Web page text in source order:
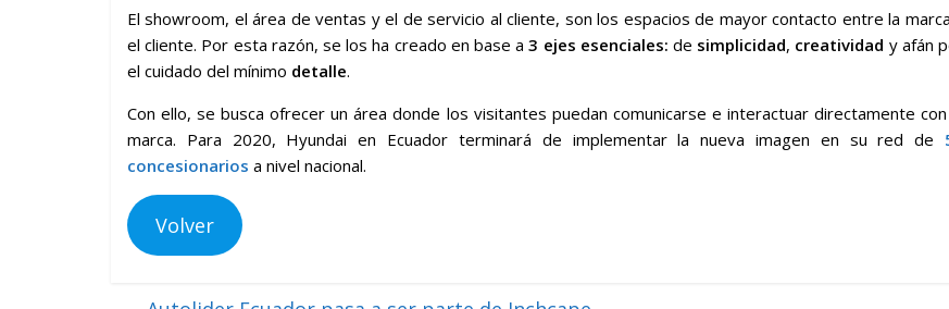
El showroom, el área de ventas y el de servicio al cliente, son los espacios de mayor contacto entre la
el cliente. Por esta razón, se los ha creado en base a3 ejes esenciales:de simplicidad, creatividad y afán
el cuidado del mínimo detalle.
Con ello, se busca ofrecer un área donde los visitantes puedan comunicarse e interactuar directamente con
marca. Para 2020, Hyundai en Ecuador terminará de implementar la nueva imagen en su red de
concesionarios a nivel nacional.
Volver